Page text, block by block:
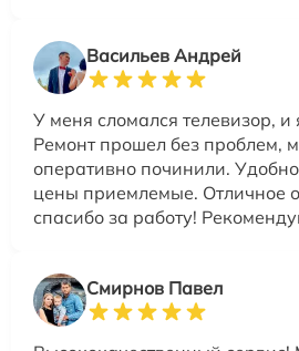
Васильев Андрей
У меня сломался телевизор, и
Ремонт прошел без проблем,
оперативно починили.
цены приемлемые. Отличное
спасибо за работу!
Смирнов Павел